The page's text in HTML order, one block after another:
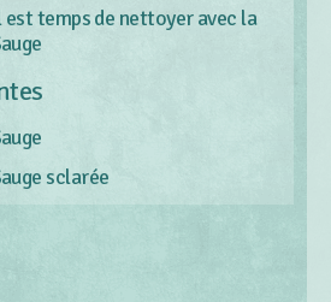
est temps de nettoyer avec la
sclarée